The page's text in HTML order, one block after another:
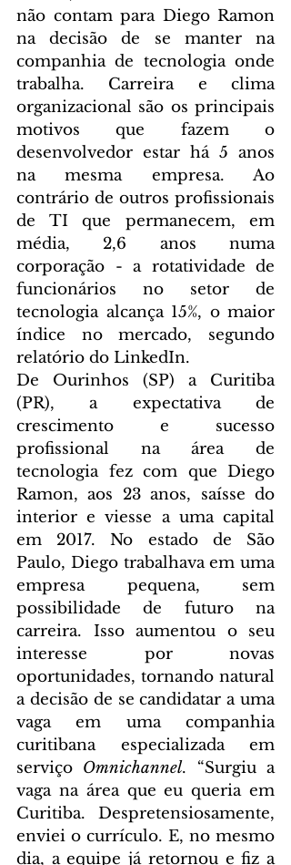
não contam para Diego Ramon
na decisão de se manter na
companhia de tecnologia onde
trabalha. Carreira e clima
organizacional são os principais
motivos que fazem o
desenvolvedor estar há 5 anos
na mesma empresa. Ao
contrário de outros profissionais
de TI que permanecem, em
média, 2,6 anos numa
corporação - a rotatividade de
funcionários no setor de
tecnologia alcança 15%, o maior
índice no mercado, segundo
relatório do LinkedIn.
De Ourinhos (SP) a Curitiba
(PR), a expectativa de
crescimento e sucesso
profissional na área de
tecnologia fez com que Diego
Ramon, aos 23 anos, saísse do
interior e viesse a uma capital
em 2017. No estado de São
Paulo, Diego trabalhava em uma
empresa pequena, sem
possibilidade de futuro na
carreira. Isso aumentou o seu
interesse por novas
oportunidades, tornando natural
a decisão de se candidatar a uma
vaga em uma companhia
curitibana especializada em
serviço Omnichannel. “Surgiu a
vaga na área que eu queria em
Curitiba. Despretensiosamente,
enviei o currículo. E, no mesmo
dia, a equipe já retornou e fiz a